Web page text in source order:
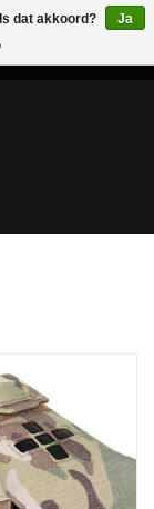
dat akkoord?
Ja